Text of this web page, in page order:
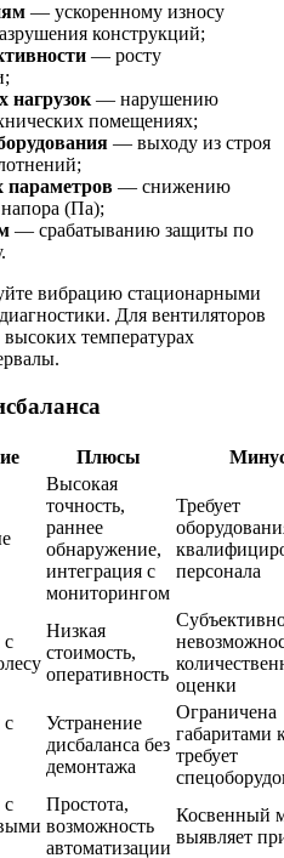
— ускоренному износу
конструкций;
— росту
— нарушению
помещениях;
— выходу из строя
— снижению
напора (Па);
— срабатыванию защиты по
вибрацию стационарными
Для вентиляторов
температурах
Плюсы
Высокая
точность,
раннее
обнаружение,
интеграция с
мониторингом
Требует
персонала
с
Низкая
стоимость,
оперативность
оценки
с
Устранение
дисбаланса без
демонтажа
Ограничена
габаритами
требует
с
Простота,
возможность
автоматизации
Косвенный
выявляет